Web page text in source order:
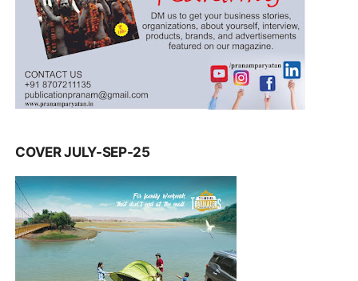
COVER JULY-SEP-25